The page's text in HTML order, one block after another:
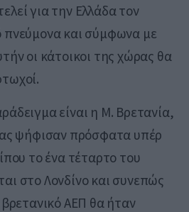
για την Ελλάδα τον
πνεύμονα και σύμφωνα με
οι κάτοικοι της χώρας θα
είναι η Μ. Βρετανία,
ψήφισαν πρόσφατα υπέρ
το ένα τέταρτο του
στο Λονδίνο και συνεπώς
ΑΕΠ θα ήταν